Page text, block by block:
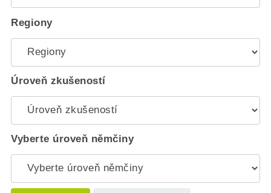
Regiony
Úroveň zkušeností
Vyberte úroveň němčiny